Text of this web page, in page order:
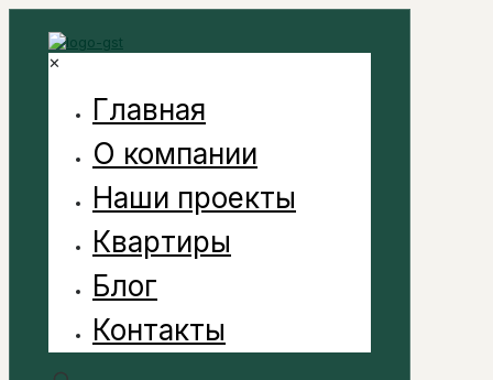
✕
Главная
О компании
Наши проекты
Квартиры
Блог
Контакты